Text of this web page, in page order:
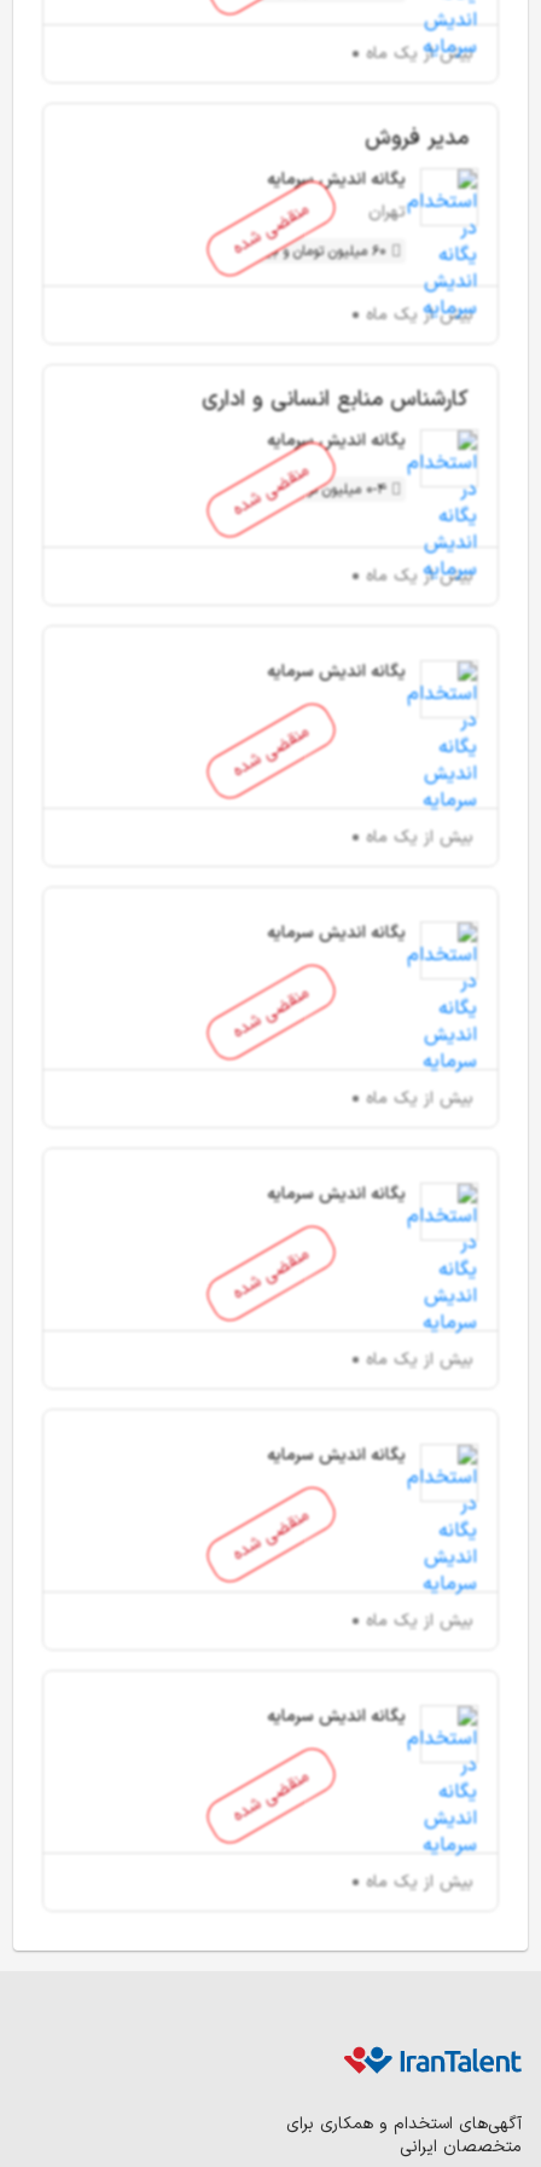
بیش از یک ماه
منقضی شده
مدیر فروش
یگانه اندیش سرمایه
تهران
60 میلیون تومان و بیشتر
بیش از یک ماه
منقضی شده
کارشناس منابع انسانی و اداری
یگانه اندیش سرمایه
0-4 میلیون تومان
بیش از یک ماه
منقضی شده
یگانه اندیش سرمایه
بیش از یک ماه
منقضی شده
یگانه اندیش سرمایه
بیش از یک ماه
منقضی شده
یگانه اندیش سرمایه
بیش از یک ماه
منقضی شده
یگانه اندیش سرمایه
بیش از یک ماه
منقضی شده
یگانه اندیش سرمایه
بیش از یک ماه
آگهی‌های استخدام و همکاری برای
متخصصان ایرانی